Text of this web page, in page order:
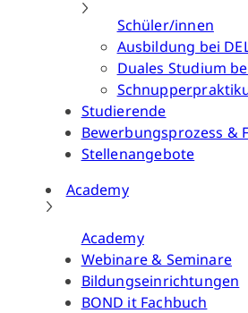
Schüler/innen
Ausbildung bei
Duales Studium
Studierende
Bewerbungsprozess &
Stellenangebote
Academy
Academy
Webinare & Seminare
Bildungseinrichtungen
BOND it Fachbuch